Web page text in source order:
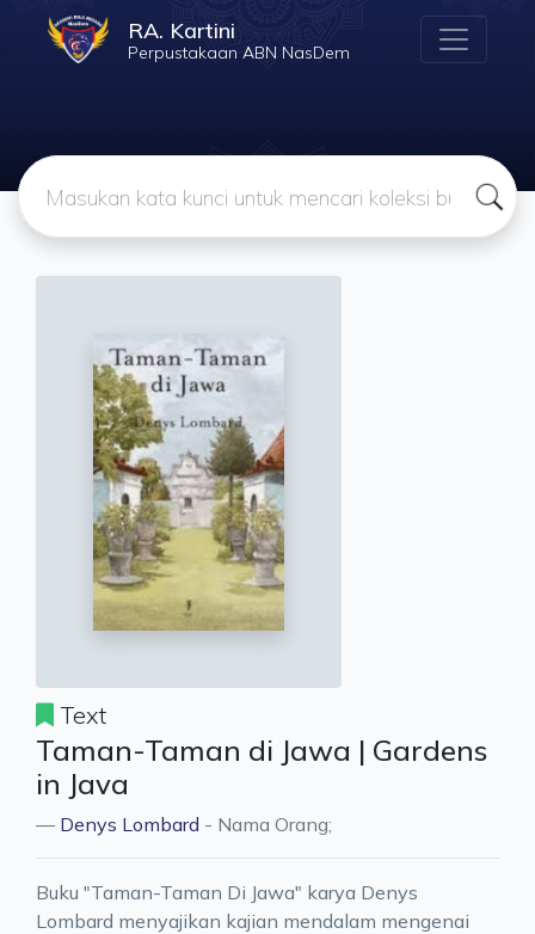
RA. Kartini
Perpustakaan ABN NasDem
Text
Taman-Taman di Jawa | Gardens
in Java
Denys Lombard - Nama Orang;
Buku "Taman-Taman Di Jawa" karya Denys
Lombard menyajikan kajian mendalam mengenai